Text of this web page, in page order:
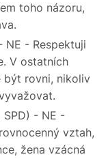
toho názoru,
NE - Respektuji
V ostatních
být rovni, nikoliv
SPD) - NE -
vztah,
žena vzácná